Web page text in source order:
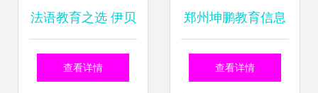
法语教育之选 伊贝
尔伊诺教育信息咨
查看详情
郑州坤鹏教育信息
咨询 搭建学生与未
查看详情